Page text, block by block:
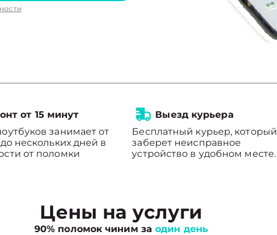
от 15 минут
занимает от
нескольких дней в
от поломки
Выезд курьера
Бесплатный курьер, который
заберет неисправное
устройство в удобном месте.
Цены на услуги
90% поломок чиним заодин день